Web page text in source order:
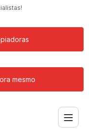
mesmo